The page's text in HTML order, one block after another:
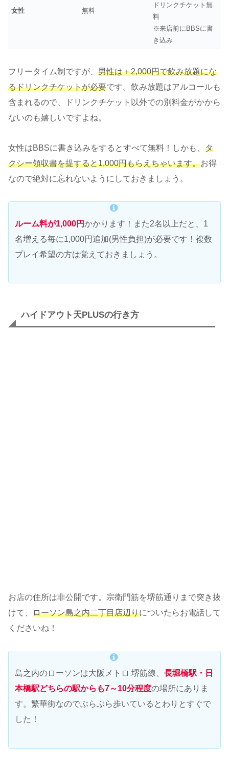
女性 無料
ドリンクチケット無
料
※来店前にBBSに書
き込み
フリータイム制ですが、 男性は＋2,000円で飲み放題にな
るドリンクチケットが必要です。飲み放題はアルコールも
含まれるので、ドリンクチケット以外での別料金がかから
ないのも嬉しいですよね。
女性はBBSに書き込みをするとすべて無料！しかも、 タ
クシー領収書を提すると1,000円もらえちゃいます。お得
なので絶対に忘れないようにしておきましょう。
ルーム料が1,000円かかります！また2名以上だと、1
名増える毎に1,000円追加(男性負担)が必要です！複数
プレイ希望の方は覚えておきましょう。
ハイドアウト天PLUSの行き方
お店の住所は非公開です。宗衛門筋を堺筋通りまで突き抜
けて、 ローソン島之内二丁目店辺りについたらお電話して
くださいね！
島之内のローソンは大阪メトロ 堺筋線、 長堀橋駅・日
本橋駅どちらの駅からも7～10分程度の場所にありま
す。繁華街なのでぶらぶら歩いているとわりとすぐで
した！